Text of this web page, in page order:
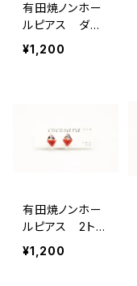
有田焼ノンホー
ルピアス ダイ
ヤ（パープル）
¥1,200
有田焼ノンホー
ルピアス 2トー
ンカモフラ赤ダ
イヤ
¥1,200